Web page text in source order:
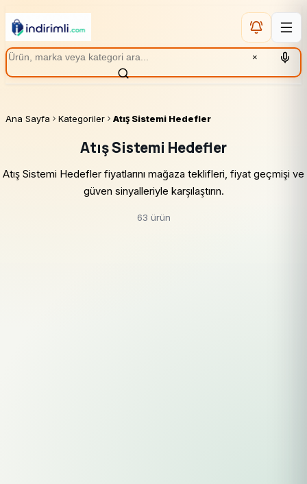
×
Ana Sayfa Kategoriler Atış Sistemi Hedefler
Atış Sistemi Hedefler
Atış Sistemi Hedefler fiyatlarını mağaza teklifleri, fiyat geçmişi ve
güven sinyalleriyle karşılaştırın.
63 ürün